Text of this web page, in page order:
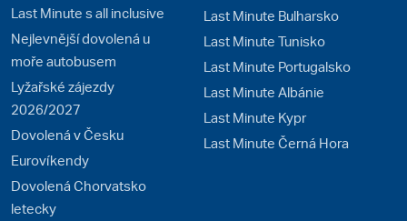
Last Minute s all inclusive
Nejlevnější dovolená u
moře autobusem
Lyžařské zájezdy
2026/2027
Dovolená v Česku
Eurovíkendy
Dovolená Chorvatsko
letecky
Last Minute Bulharsko
Last Minute Tunisko
Last Minute Portugalsko
Last Minute Albánie
Last Minute Kypr
Last Minute Černá Hora